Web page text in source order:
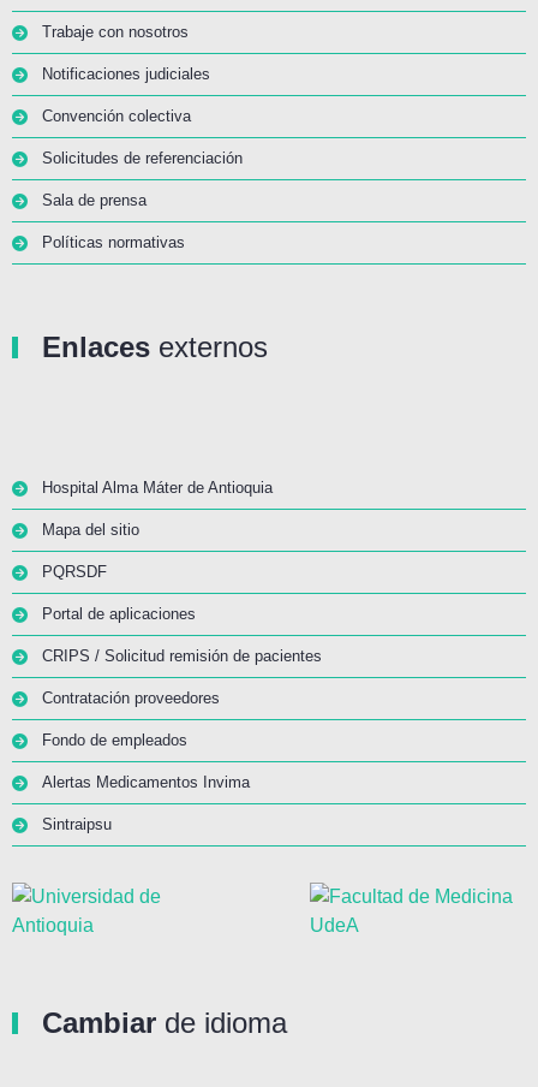
Trabaje con nosotros
Notificaciones judiciales
Convención colectiva
Solicitudes de referenciación
Sala de prensa
Políticas normativas
Enlaces externos
Hospital Alma Máter de Antioquia
Mapa del sitio
PQRSDF
Portal de aplicaciones
CRIPS / Solicitud remisión de pacientes
Contratación proveedores
Fondo de empleados
Alertas Medicamentos Invima
Sintraipsu
Cambiar de idioma